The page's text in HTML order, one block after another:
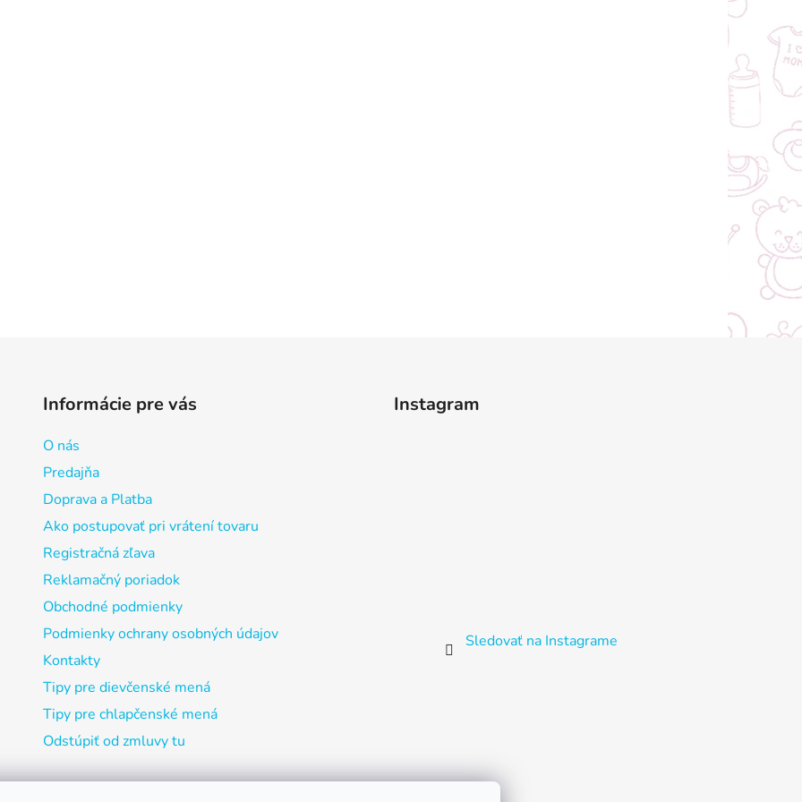
Informácie pre vás
O nás
Predajňa
Doprava a Platba
Ako postupovať pri vrátení tovaru
Registračná zľava
Reklamačný poriadok
Obchodné podmienky
Podmienky ochrany osobných údajov
Kontakty
Tipy pre dievčenské mená
Tipy pre chlapčenské mená
Odstúpiť od zmluvy tu
Instagram
Sledovať na Instagrame